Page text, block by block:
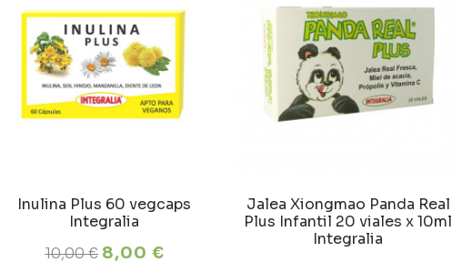
Inulina Plus 60 vegcaps
Integralia
10,00 € 8,00 €
Jalea Xiongmao Panda Real
Plus Infantil 20 viales x 10ml
Integralia